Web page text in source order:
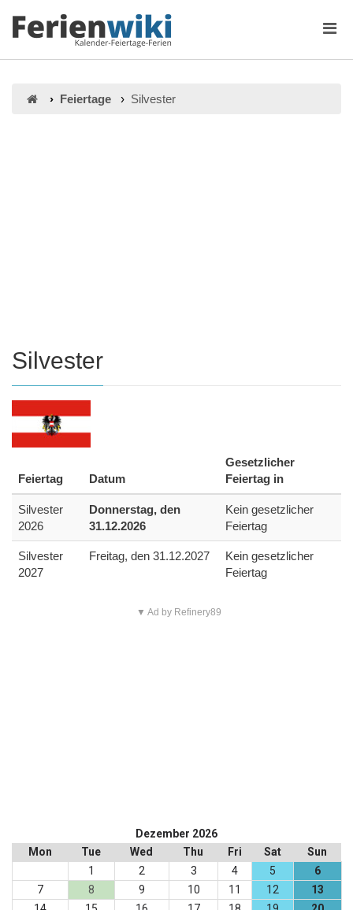
Feiertage Silvester
Silvester
Feiertag Datum
Gesetzlicher
Feiertag in
Silvester
2026
Donnerstag, den
31.12.2026
Kein gesetzlicher
Feiertag
Silvester
2027
Freitag, den 31.12.2027
Kein gesetzlicher
Feiertag
▼ Ad by Refinery89
Dezember 2026
Mon
Tue Wed Thu Fri Sat
Sun
1
2 3 4 5
6
7
8 9 10 11 12
13